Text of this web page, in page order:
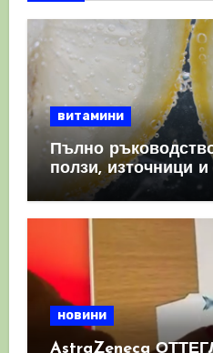
витамини
Пълно
ползи, източници
имунната система
новини
AstraZeneca